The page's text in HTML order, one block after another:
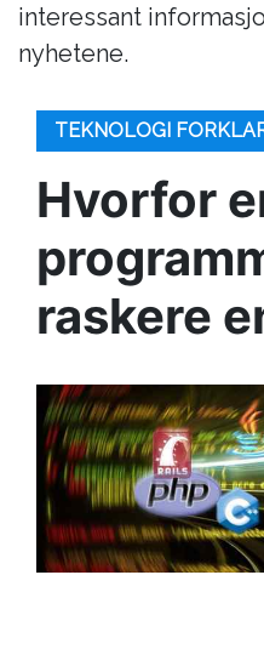
interessant
nyhetene.
TEKNOLOGI
Hvorfor
raskere